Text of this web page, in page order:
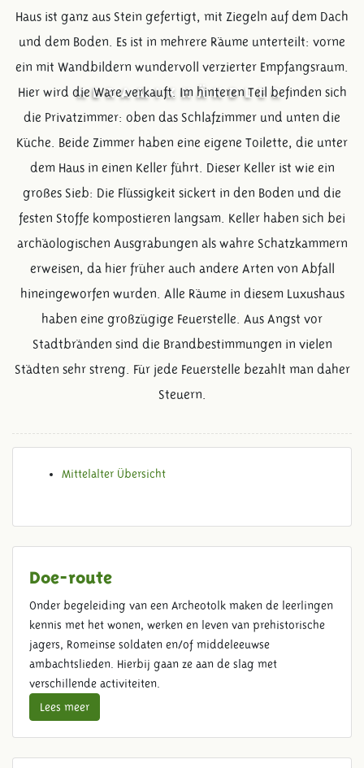
KERAMIKHÄNDLER
Haus ist ganz aus Stein gefertigt, mit Ziegeln auf dem Dach
und dem Boden. Es ist in mehrere Räume unterteilt: vorne
ein mit Wandbildern wundervoll verzierter Empfangsraum.
Hier wird die Ware verkauft. Im hinteren Teil befinden sich
die Privatzimmer: oben das Schlafzimmer und unten die
Küche. Beide Zimmer haben eine eigene Toilette, die unter
dem Haus in einen Keller führt. Dieser Keller ist wie ein
großes Sieb: Die Flüssigkeit sickert in den Boden und die
festen Stoffe kompostieren langsam. Keller haben sich bei
archäologischen Ausgrabungen als wahre Schatzkammern
erweisen, da hier früher auch andere Arten von Abfall
hineingeworfen wurden. Alle Räume in diesem Luxushaus
haben eine großzügige Feuerstelle. Aus Angst vor
Stadtbränden sind die Brandbestimmungen in vielen
Städten sehr streng. Für jede Feuerstelle bezahlt man daher
Steuern.
Mittelalter Übersicht
Doe-route
Onder begeleiding van een Archeotolk maken de leerlingen
kennis met het wonen, werken en leven van prehistorische
jagers, Romeinse soldaten en/of middeleeuwse
ambachtslieden. Hierbij gaan ze aan de slag met
verschillende activiteiten.
Lees meer